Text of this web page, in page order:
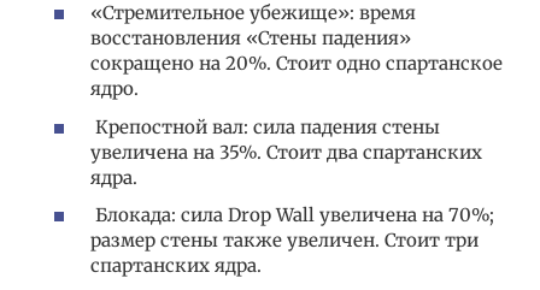
«Стремительное убежище»: время
восстановления «Стены падения»
сокращено на 20%. Стоит одно спартанское
ядро.
Крепостной вал: сила падения стены
увеличена на 35%. Стоит два спартанских
ядра.
Блокада: сила Drop Wall увеличена на 70%;
размер стены также увеличен. Стоит три
спартанских ядра.